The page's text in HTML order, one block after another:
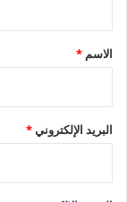
*
الاسم *
البريد الإلكتروني*